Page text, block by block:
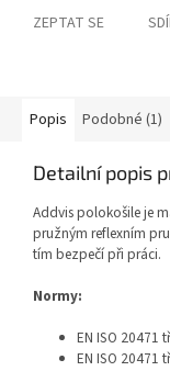
ZEPTAT SE
Popis Podobné (1)
Detailní popis
Addvis polokošile je
pružným reflexním
tím bezpečí při práci.
Normy:
EN ISO 20471
EN ISO 20471